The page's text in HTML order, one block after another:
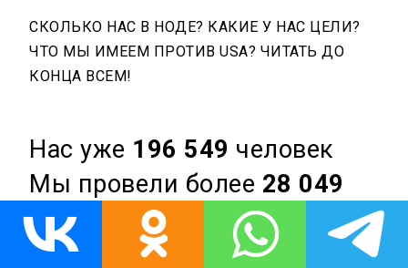
СКОЛЬКО НАС В НОДЕ? КАКИЕ У НАС ЦЕЛИ?
ЧТО МЫ ИМЕЕМ ПРОТИВ USA? ЧИТАТЬ ДО
КОНЦА ВСЕМ!
Нас уже 196 549 человек
Мы провели более 28 049
акций по всей РОССИИ